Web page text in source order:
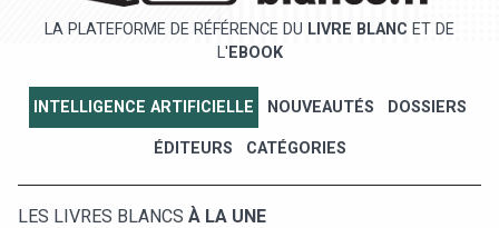
LA PLATEFORME DE RÉFÉRENCE DU LIVRE BLANC ET DE
L' EBOOK
INTELLIGENCE ARTIFICIELLE NOUVEAUTÉS DOSSIERS
ÉDITEURS CATÉGORIES
LES LIVRES BLANCS À LA UNE